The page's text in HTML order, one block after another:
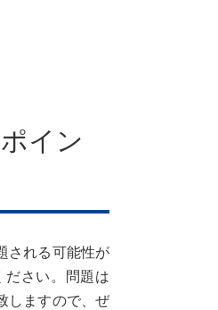
イン
される可能性が
ださい。問題は
しますので、ぜ